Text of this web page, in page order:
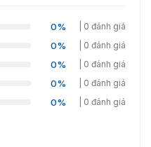
0% | 0 đánh giá
0% | 0 đánh giá
0% | 0 đánh giá
0% | 0 đánh giá
0% | 0 đánh giá